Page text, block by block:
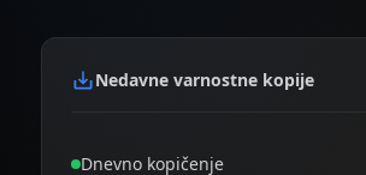
Nedavne varnostne kopije
Dnevno kopičenje